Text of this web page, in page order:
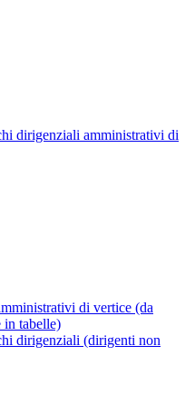
dirigenziali amministrativi di
di vertice (da
in tabelle)
dirigenziali (dirigenti non